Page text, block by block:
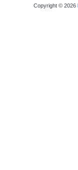
Copyright © 2026